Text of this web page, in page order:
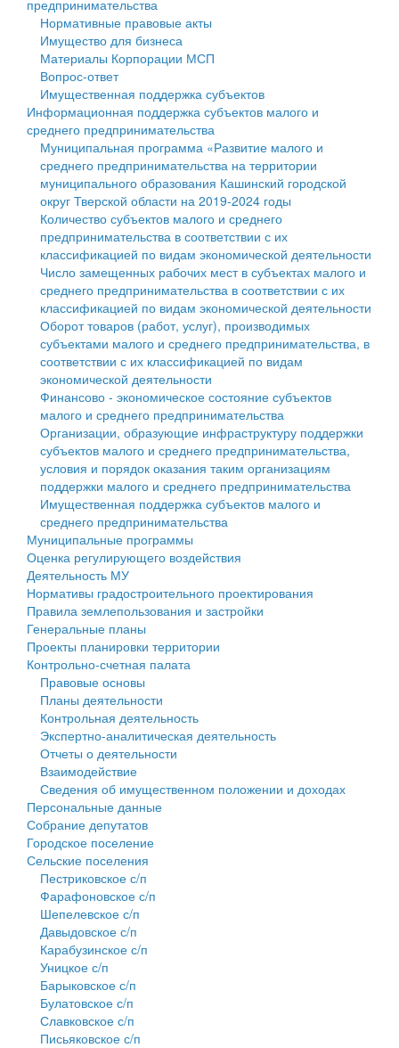
Государственные услуги
Промышленность и АПК
Экономика и бизнес
...
Символика
Устав
Гостям округа
Туризм
Культура
Образование
Здравоохранение
Социальная защита
Фотоальбом
муниципального округа Тверской области
Администрация Кашинского муниципального округа
Тверской области
Управление сельскими территориями
Открытые данные
Работа с обращениями граждан
Муниципальный контроль
Муниципальные услуги
Проекты административных регламентов
Антимонопольный комплаенс
Противодействие коррупции
Финансовое управление
Бюджет для граждан
Имущество
Выявление правообладателей ранее учтенных
объектов недвижимости
Имущественная поддержка субъектов малого и
среднего предпринимательства
Информационная поддержка субъектов малого и
среднего предпринимательства
Муниципальные программы
Контрольно-счетная палата
Персональные данные
Оценка регулирующего воздействия
Деятельность МУ
Нормативы градостроительного проектирования
Правила землепользования и застройки
Генеральные планы
Проекты планировки территории
Собрание депутатов
Городское поселение
Сельские поселения
предпринимательства
Нормативные правовые акты
Имущество для бизнеса
Материалы Корпорации МСП
Вопрос-ответ
Имущественная поддержка субъектов
Информационная поддержка субъектов малого и
среднего предпринимательства
Муниципальная программа «Развитие малого и
среднего предпринимательства на территории
муниципального образования Кашинский городской
округ Тверской области на 2019-2024 годы
Количество субъектов малого и среднего
предпринимательства в соответствии с их
классификацией по видам экономической деятельности
Число замещенных рабочих мест в субъектах малого и
среднего предпринимательства в соответствии с их
классификацией по видам экономической деятельности
Оборот товаров (работ, услуг), производимых
субъектами малого и среднего предпринимательства, в
соответствии с их классификацией по видам
экономической деятельности
Финансово - экономическое состояние субъектов
малого и среднего предпринимательства
Организации, образующие инфраструктуру поддержки
субъектов малого и среднего предпринимательства,
условия и порядок оказания таким организациям
поддержки малого и среднего предпринимательства
Имущественная поддержка субъектов малого и
среднего предпринимательства
Муниципальные программы
Оценка регулирующего воздействия
Деятельность МУ
Нормативы градостроительного проектирования
Правила землепользования и застройки
Генеральные планы
Проекты планировки территории
Контрольно-счетная палата
Правовые основы
Планы деятельности
Контрольная деятельность
Экспертно-аналитическая деятельность
Отчеты о деятельности
Взаимодействие
Сведения об имущественном положении и доходах
Персональные данные
Собрание депутатов
Городское поселение
Сельские поселения
Пестриковское с/п
Фарафоновское с/п
Шепелевское с/п
Давыдовское с/п
Карабузинское с/п
Уницкое с/п
Барыковское с/п
Булатовское с/п
Славковское с/п
Письяковское с/п